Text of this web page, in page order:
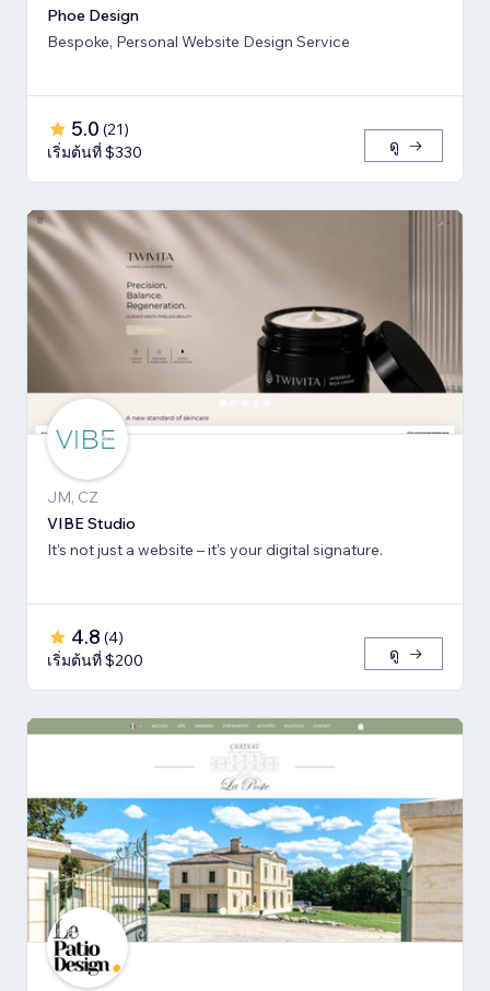
Phoe Design
Bespoke, Personal Website Design Service
5.0 (21)
เริ่มต้นที่ $330
ดู
JM, CZ
VIBE Studio
It’s not just a website – it’s your digital signature.
4.8 (4)
เริ่มต้นที่ $200
ดู